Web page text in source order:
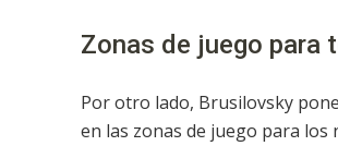
Zonas de juego para
Por otro lado, Brusilovsky
en las zonas de juego para los